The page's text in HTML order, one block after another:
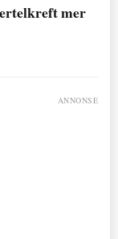
mer
ANNONSE